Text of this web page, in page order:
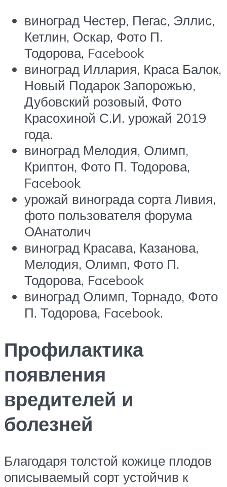
виноград Честер, Пегас, Эллис,
Кетлин, Оскар, Фото П.
Тодорова, Facebook
виноград Иллария, Краса Балок,
Новый Подарок Запорожью,
Дубовский розовый, Фото
Красохиной С.И. урожай 2019
года.
виноград Мелодия, Олимп,
Криптон, Фото П. Тодорова,
Facebook
урожай винограда сорта Ливия,
фото пользователя форума
ОАнатолич
виноград Красава, Казанова,
Мелодия, Олимп, Фото П.
Тодорова, Facebook
виноград Олимп, Торнадо, Фото
П. Тодорова, Facebook.
Профилактика
появления
вредителей и
болезней
Благодаря толстой кожице плодов
описываемый сорт устойчив к